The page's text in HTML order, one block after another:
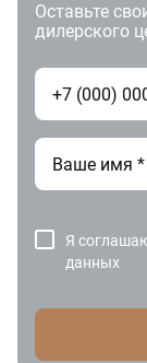
Оставьте
дилерского
Я
данных